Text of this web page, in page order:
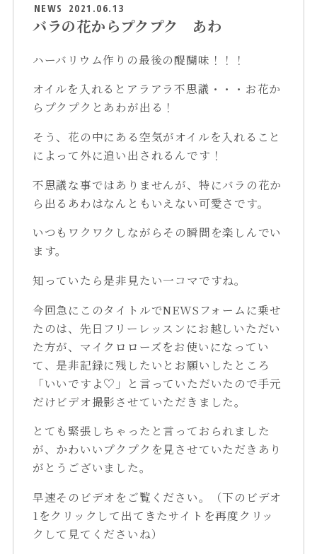
NEWS 2021.06.13
バラの花からプクプク あわ
ハーバリウム作りの最後の醍醐味！！！
オイルを入れるとアラアラ不思議・・・お花か
らプクプクとあわが出る！
そう、花の中にある空気がオイルを入れること
によって外に追い出されるんです！
不思議な事ではありませんが、特にバラの花か
ら出るあわはなんともいえない可愛さです。
いつもワクワクしながらその瞬間を楽しんでい
ます。
知っていたら是非見たい一コマですね。
今回急にこのタイトルでNEWSフォームに乗せ
たのは、先日フリーレッスンにお越しいただい
た方が、マイクロローズをお使いになってい
て、是非記録に残したいとお願いしたところ
「いいですよ♡」と言っていただいたので手元
だけビデオ撮影させていただきました。
とても緊張しちゃったと言っておられました
が、かわいいプクプクを見させていただきあり
がとうございました。
早速そのビデオをご覧ください。（下のビデオ
1をクリックして出てきたサイトを再度クリッ
クして見てくださいね）